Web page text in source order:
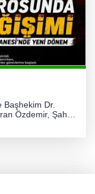
Başhekim Dr.
Özdemir, Şahin